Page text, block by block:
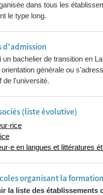
dans tous les
le type long.
d'admission
bachelier de transition en
générale ou
de l'université.
(liste évolutive)
en langues et littératures
organisant la formation
la liste des établissements